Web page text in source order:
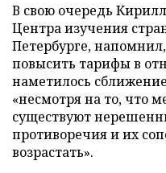
В свою очередь
Центра изучения
Петербурге,
повысить тарифы в
наметилось
«несмотря на то, что
существуют
противоречия и их
возрастать».